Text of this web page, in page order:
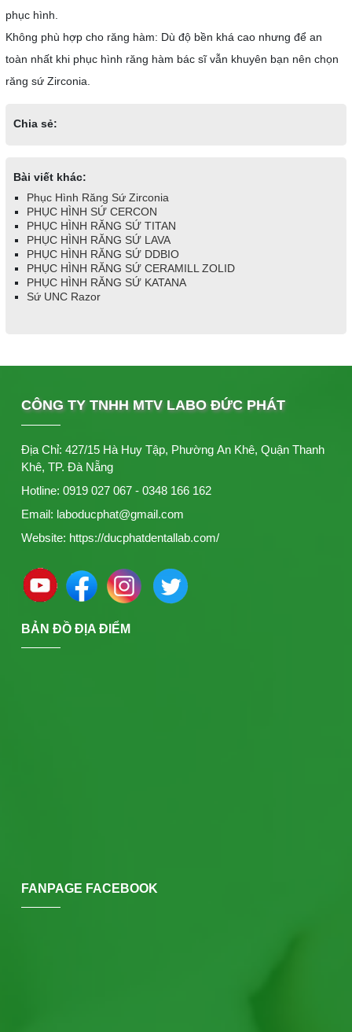
phục hình.
Không phù hợp cho răng hàm: Dù độ bền khá cao nhưng để an
toàn nhất khi phục hình răng hàm bác sĩ vẫn khuyên bạn nên chọn
răng sứ Zirconia.
Chia sẻ:
Bài viết khác:
Phục Hình Răng Sứ Zirconia
PHỤC HÌNH SỨ CERCON
PHỤC HÌNH RĂNG SỨ TITAN
PHỤC HÌNH RĂNG SỨ LAVA
PHỤC HÌNH RĂNG SỨ DDBIO
PHỤC HÌNH RĂNG SỨ CERAMILL ZOLID
PHỤC HÌNH RĂNG SỨ KATANA
Sứ UNC Razor
CÔNG TY TNHH MTV LABO ĐỨC PHÁT
Địa Chỉ: 427/15 Hà Huy Tập, Phường An Khê, Quận Thanh
Khê, TP. Đà Nẵng
Hotline: 0919 027 067 - 0348 166 162
Email: laboducphat@gmail.com
Website: https://ducphatdentallab.com/
BẢN ĐỒ ĐỊA ĐIỂM
FANPAGE FACEBOOK